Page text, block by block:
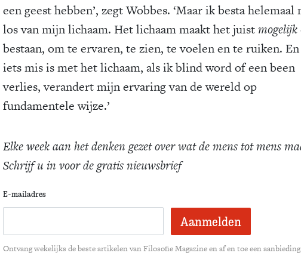
een geest hebben’, zegt Wobbes. ‘Maar ik besta helemaal
los van mijn lichaam. Het lichaam maakt het juistmogelijk
bestaan, om te ervaren, te zien, te voelen en te ruiken.
iets mis is met het lichaam, als ik blind word of een been
verlies, verandert mijn ervaring van de wereld op
fundamentele wijze.’
Elke week aan het denken gezet over wat de mens tot mens
Schrijf u in voor de gratis nieuwsbrief
E-mailadres
Ontvang wekelijks de beste artikelen van Filosofie Magazine en af en toe een